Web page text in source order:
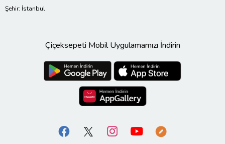
Şehir: İstanbul
Çiçeksepeti Mobil Uygulamamızı İndirin